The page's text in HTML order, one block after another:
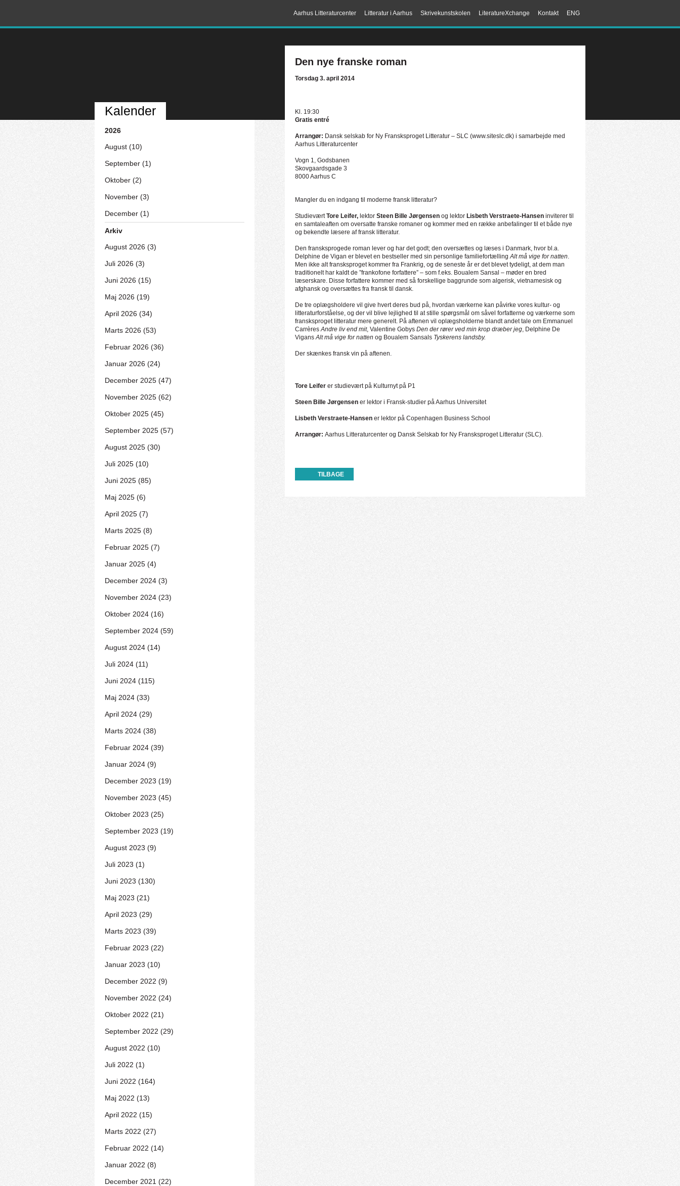
ENG
Kontakt
LiteratureXchange
Skrivekunstskolen
Litteratur i Aarhus
Aarhus Litteraturcenter
Den nye franske roman
Torsdag 3. april 2014
Kl. 19:30
Gratis entré
Arrangør: Dansk selskab for Ny Fransksproget Litteratur – SLC (www.siteslc.dk) i samarbejde med
Aarhus Litteraturcenter
Vogn 1, Godsbanen
Skovgaardsgade 3
8000 Aarhus C
Mangler du en indgang til moderne fransk litteratur?
StudieværtTore Leifer, lektor Steen Bille Jørgensen og lektor Lisbeth Verstraete-Hansen inviterer til
en samtaleaften om oversatte franske romaner og kommer med en række anbefalinger til et både nye
og bekendte læsere af fransk litteratur.
Den fransksprogede roman lever og har det godt; den oversættes og læses i Danmark, hvor bl.a.
Delphine de Vigan er blevet en bestseller med sin personlige familiefortællingAlt må vige for natten.
Men ikke alt fransksproget kommer fra Frankrig, og de seneste år er det blevet tydeligt, at dem man
traditionelt har kaldt de ”frankofone forfattere” – som f.eks. Boualem Sansal – møder en bred
læserskare. Disse forfattere kommer med så forskellige baggrunde som algerisk, vietnamesisk og
afghansk og oversættes fra fransk til dansk.
De tre oplægsholdere vil give hvert deres bud på, hvordan værkerne kan påvirke vores kultur- og
litteraturforståelse, og der vil blive lejlighed til at stille spørgsmål om såvel forfatterne og værkerne som
fransksproget litteratur mere generelt. På aftenen vil oplægsholderne blandt andet tale om Emmanuel
CarrèresAndre liv end mit, Valentine Gobys Den der rører ved min krop dræber jeg, Delphine De
VigansAlt må vige for natten og Boualem Sansals Tyskerens landsby.
Der skænkes fransk vin på aftenen.
Tore Leifer er studievært på Kulturnyt på P1
Steen Bille Jørgensen er lektor i Fransk-studier på Aarhus Universitet
Lisbeth Verstraete-Hansen er lektor på Copenhagen Business School
Arrangør: Aarhus Litteraturcenter og Dansk Selskab for Ny Fransksproget Litteratur (SLC).
TILBAGE
Kalender
2026
August (10)
September (1)
Oktober (2)
November (3)
December (1)
Arkiv
August 2026 (3)
Juli 2026 (3)
Juni 2026 (15)
Maj 2026 (19)
April 2026 (34)
Marts 2026 (53)
Februar 2026 (36)
Januar 2026 (24)
December 2025 (47)
November 2025 (62)
Oktober 2025 (45)
September 2025 (57)
August 2025 (30)
Juli 2025 (10)
Juni 2025 (85)
Maj 2025 (6)
April 2025 (7)
Marts 2025 (8)
Februar 2025 (7)
Januar 2025 (4)
December 2024 (3)
November 2024 (23)
Oktober 2024 (16)
September 2024 (59)
August 2024 (14)
Juli 2024 (11)
Juni 2024 (115)
Maj 2024 (33)
April 2024 (29)
Marts 2024 (38)
Februar 2024 (39)
Januar 2024 (9)
December 2023 (19)
November 2023 (45)
Oktober 2023 (25)
September 2023 (19)
August 2023 (9)
Juli 2023 (1)
Juni 2023 (130)
Maj 2023 (21)
April 2023 (29)
Marts 2023 (39)
Februar 2023 (22)
Januar 2023 (10)
December 2022 (9)
November 2022 (24)
Oktober 2022 (21)
September 2022 (29)
August 2022 (10)
Juli 2022 (1)
Juni 2022 (164)
Maj 2022 (13)
April 2022 (15)
Marts 2022 (27)
Februar 2022 (14)
Januar 2022 (8)
December 2021 (22)